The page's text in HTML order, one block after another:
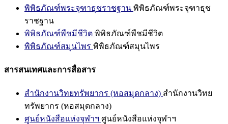
พิพิธภัณฑ์พระจุฑาธุชราชฐาน พิพิธภัณฑ์พระจุฑาธุช
ราชฐาน
พิพิธภัณฑ์พืชมีชีวิต พิพิธภัณฑ์พืชมีชีวิต
พิพิธภัณฑ์สมุนไพร พิพิธภัณฑ์สมุนไพร
สารสนเทศและการสื่อสาร
สำนักงานวิทยทรัพยากร (หอสมุดกลาง) สำนักงานวิทย
ทรัพยากร (หอสมุดกลาง)
ศูนย์หนังสือแห่งจุฬาฯ ศูนย์หนังสือแห่งจุฬาฯ